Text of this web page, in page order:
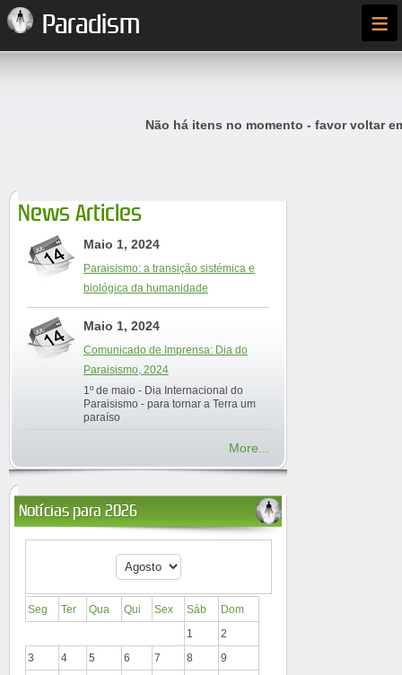
Paradism ≡
Não há itens no momento - favor voltar
News Articles
Maio 1, 2024
Paraisismo: a transição sistémica e
biológica da humanidade
Maio 1, 2024
Comunicado de Imprensa: Dia do
Paraisismo, 2024
1º de maio - Dia Internacional do
Paraisismo - para tornar a Terra um
paraíso
More...
Notícias para 2026
Seg Ter Qua Qui Sex Sáb
Dom
1
2
3
4 5 6 7 8
9